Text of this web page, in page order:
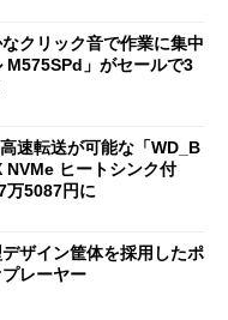
クリック音で作業に集中
M575SPd」がセールで3
速転送が可能な「WD_B
ヒートシンク付
万5087円に
ザイン筐体を採用したポ
レーヤー